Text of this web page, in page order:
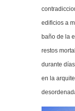
edificios a
baño de la
restos
durante
en la